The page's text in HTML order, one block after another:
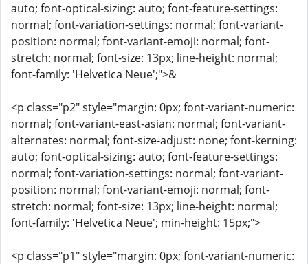
auto; font-optical-sizing: auto; font-feature-settings:
normal; font-variation-settings: normal; font-variant-
position: normal; font-variant-emoji: normal; font-
stretch: normal; font-size: 13px; line-height: normal;
font-family: 'Helvetica Neue';">&
<p class="p2" style="margin: 0px; font-variant-numeric:
normal; font-variant-east-asian: normal; font-variant-
alternates: normal; font-size-adjust: none; font-kerning:
auto; font-optical-sizing: auto; font-feature-settings:
normal; font-variation-settings: normal; font-variant-
position: normal; font-variant-emoji: normal; font-
stretch: normal; font-size: 13px; line-height: normal;
font-family: 'Helvetica Neue'; min-height: 15px;">
<p class="p1" style="margin: 0px; font-variant-numeric: